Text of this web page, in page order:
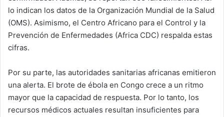
lo indican los datos de la Organización Mundial de la Salud
(OMS). Asimismo, el Centro Africano para el Control y la
Prevención de Enfermedades (Africa CDC) respalda estas
cifras.
Por su parte, las autoridades sanitarias africanas emitieron
una alerta. El brote de ébola en Congo crece a un ritmo
mayor que la capacidad de respuesta. Por lo tanto, los
recursos médicos actuales resultan insuficientes para